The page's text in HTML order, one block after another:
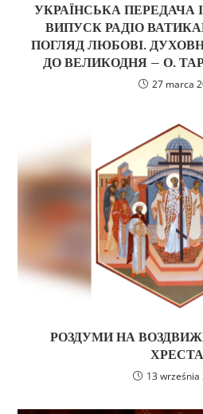
УКРАЇНСЬКА ПЕРЕДАЧА
ВИПУСК РАДІО
ПОГЛЯД ЛЮБОВІ.
ДО ВЕЛИКОДНЯ – О.
27 marca
РОЗДУМИ НА
13 września